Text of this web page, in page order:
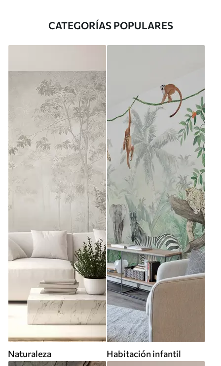
CATEGORÍAS POPULARES
Naturaleza Habitación infantil